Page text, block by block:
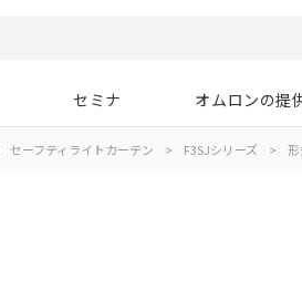
セミナ オムロンの提
セーフティライトカーテン > F3SJシリーズ >